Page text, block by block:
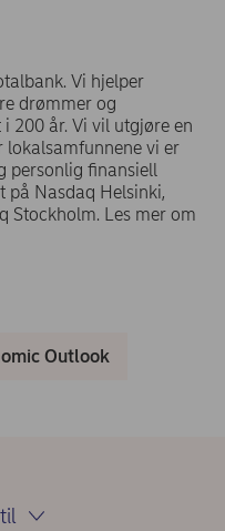
Vi hjelper
drømmer og
200 år. Vi vil utgjøre en
lokalsamfunnene vi er
personlig finansiell
på Nasdaq Helsinki,
Stockholm. Les mer om
Outlook